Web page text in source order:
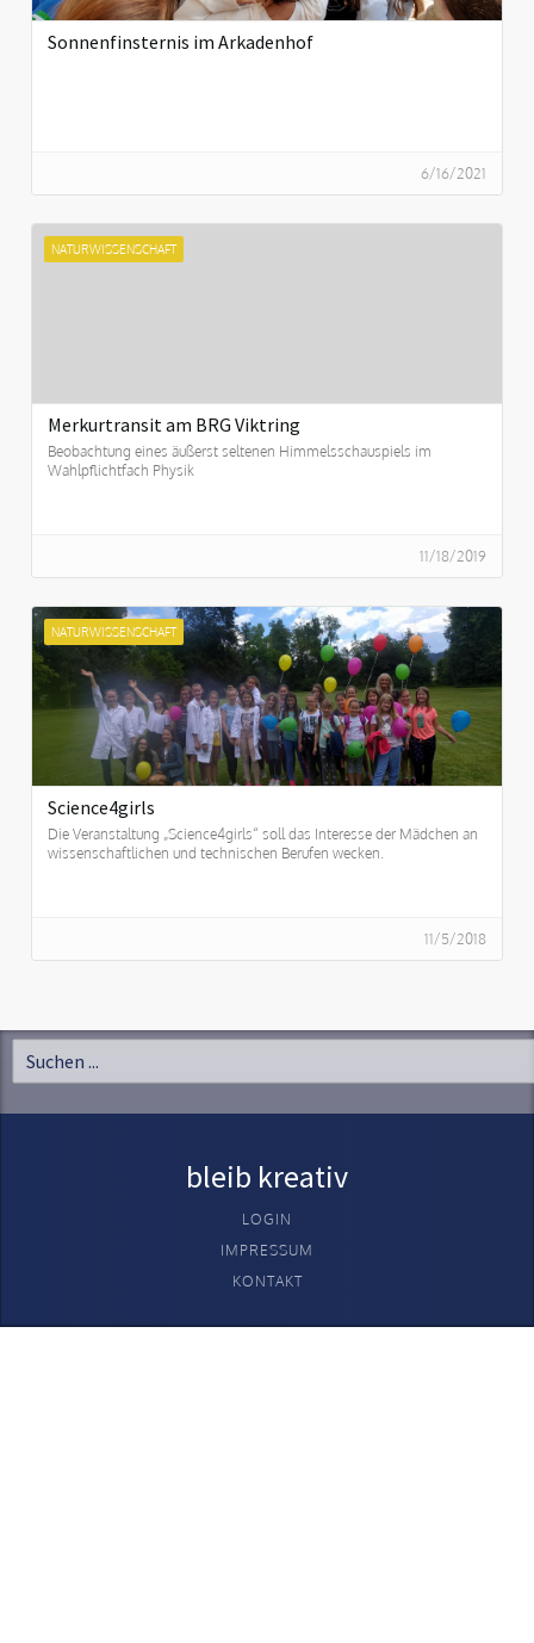
Sonnenfinsternis im Arkadenhof
6/16/2021
NATURWISSENSCHAFT
Merkurtransit am BRG Viktring
Beobachtung eines äußerst seltenen Himmelsschauspiels im
Wahlpflichtfach Physik
11/18/2019
NATURWISSENSCHAFT
Science4girls
Die Veranstaltung „Science4girls“ soll das Interesse der Mädchen an
wissenschaftlichen und technischen Berufen wecken.
11/5/2018
bleib kreativ
LOGIN
IMPRESSUM
KONTAKT